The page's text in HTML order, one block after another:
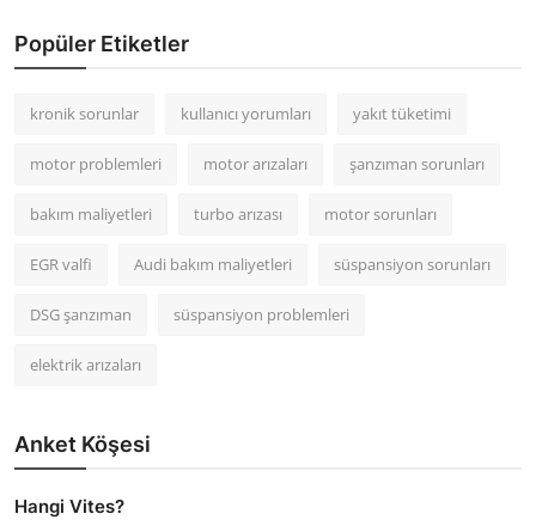
Popüler Etiketler
kronik sorunlar kullanıcı yorumları yakıt tüketimi
motor problemleri motor arızaları şanzıman sorunları
bakım maliyetleri turbo arızası motor sorunları
EGR valfi Audi bakım maliyetleri süspansiyon sorunları
DSG şanzıman süspansiyon problemleri
elektrik arızaları
Anket Köşesi
Hangi Vites?